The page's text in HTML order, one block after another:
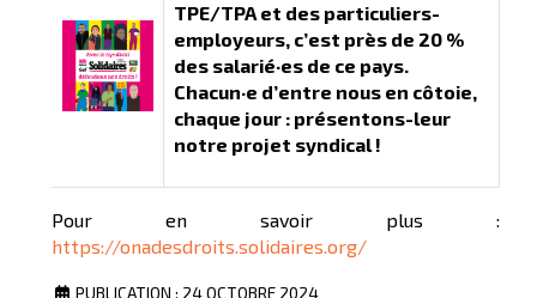
TPE/TPA et des particuliers-
employeurs, c’est près de 20 %
des salarié·es de ce pays.
Chacun·e d’entre nous en côtoie,
chaque jour : présentons-leur
notre projet syndical !
Pour en savoir plus :
https://onadesdroits.solidaires.org/
PUBLICATION : 24 OCTOBRE 2024